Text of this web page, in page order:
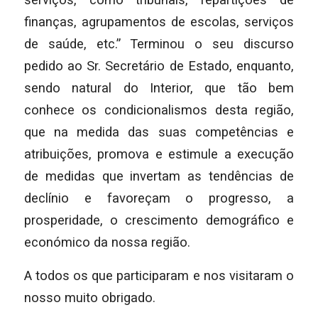
finanças, agrupamentos de escolas, serviços
de saúde, etc.” Terminou o seu discurso
pedido ao Sr. Secretário de Estado, enquanto,
sendo natural do Interior, que tão bem
conhece os condicionalismos desta região,
que na medida das suas competências e
atribuições, promova e estimule a execução
de medidas que invertam as tendências de
declínio e favoreçam o progresso, a
prosperidade, o crescimento demográfico e
económico da nossa região.
A todos os que participaram e nos visitaram o
nosso muito obrigado.